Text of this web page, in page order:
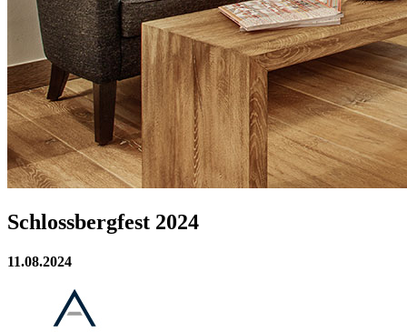
Schlossbergfest 2024
11.08.2024